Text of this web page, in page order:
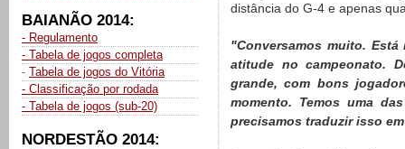
BAIANÃO 2014:
- Regulamento
- Tabela de jogos completa
- Tabela de jogos do Vitória
- Classificação por rodada
- Tabela de jogos (sub-20)
NORDESTÃO 2014:
distância do G-4 e apenas
"Conversamos muito.
atitude no campeonato.
grande, com bons
momento. Temos uma
precisamos traduzir isso